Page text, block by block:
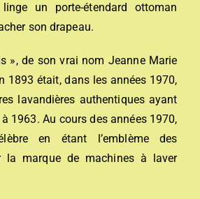
un porte-étendard ottoman
son drapeau.
», de son vrai nom Jeanne Marie
1893 était, dans les années 1970,
lavandières authentiques ayant
1963. Au cours des années 1970,
en étant l’emblème des
la marque de machines à laver